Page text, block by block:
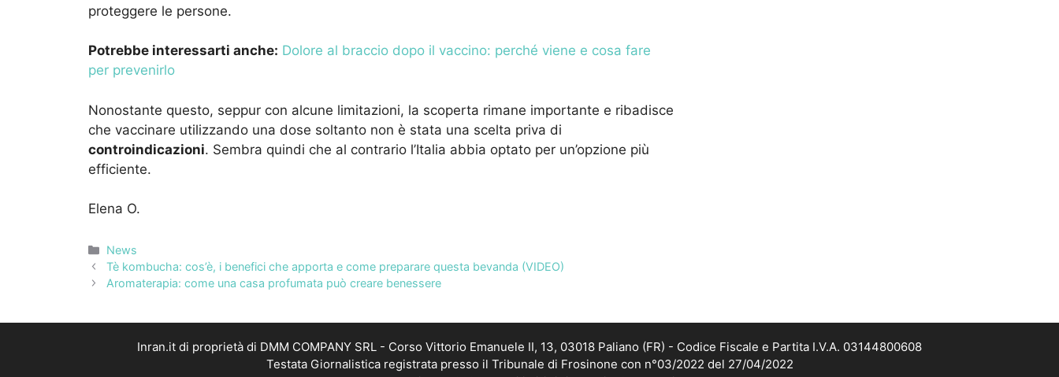
proteggere le persone.
Potrebbe interessarti anche: Dolore al braccio dopo il vaccino: perché viene e cosa fare
per prevenirlo
Nonostante questo, seppur con alcune limitazioni, la scoperta rimane importante e ribadisce
che vaccinare utilizzando una dose soltanto non è stata una scelta priva di
controindicazioni. Sembra quindi che al contrario l’Italia abbia optato per un’opzione più
efficiente.
Elena O.
Categorie
News
Tè kombucha: cos’è, i benefici che apporta e come preparare questa bevanda (VIDEO)
Aromaterapia: come una casa profumata può creare benessere
Inran.it di proprietà di DMM COMPANY SRL - Corso Vittorio Emanuele II, 13, 03018 Paliano (FR) - Codice Fiscale e Partita I.V.A. 03144800608
Testata Giornalistica registrata presso il Tribunale di Frosinone con n°03/2022 del 27/04/2022